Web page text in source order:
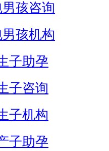
孩咨询
孩机构
子助孕
子咨询
子机构
子助孕